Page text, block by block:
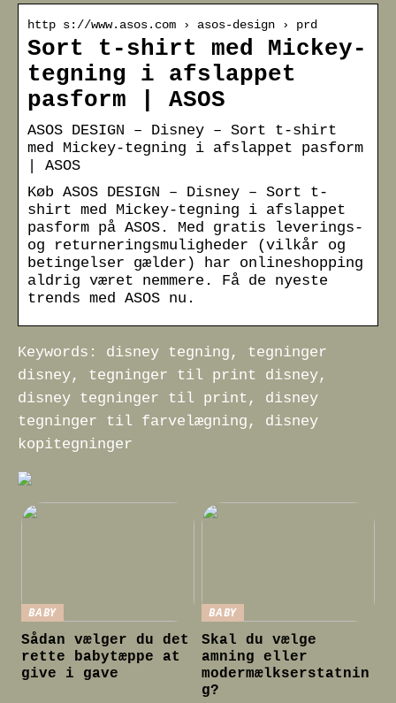
http s://www.asos.com › asos-design › prd
Sort t-shirt med Mickey-
tegning i afslappet
pasform | ASOS
ASOS DESIGN – Disney – Sort t-shirt
med Mickey-tegning i afslappet pasform
| ASOS
Køb ASOS DESIGN – Disney – Sort t-
shirt med Mickey-tegning i afslappet
pasform på ASOS. Med gratis leverings-
og returneringsmuligheder (vilkår og
betingelser gælder) har onlineshopping
aldrig været nemmere. Få de nyeste
trends med ASOS nu.
Keywords: disney tegning, tegninger
disney, tegninger til print disney,
disney tegninger til print, disney
tegninger til farvelægning, disney
kopitegninger
BABY
Sådan vælger du det
rette babytæppe at
give i gave
BABY
Skal du vælge
amning eller
modermælkserstatnin
g?